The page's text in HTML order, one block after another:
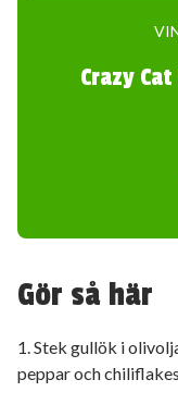
Crazy
Gör så här
1. Stek gullök i
peppar och chiliflakes.